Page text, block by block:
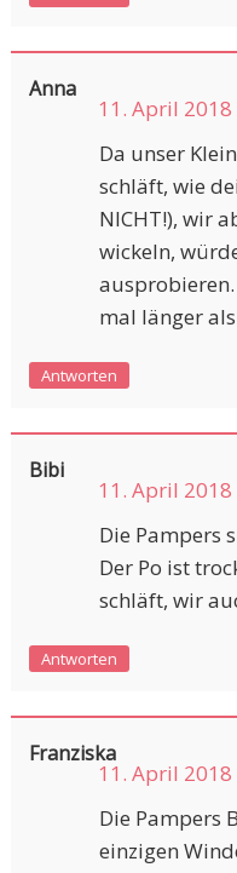
Anna
11. April
Da unser
schläft, wie
NICHT!), wir
wickeln,
mal länger
Antworten
Bibi
11. April
Die Pampers
Der Po ist
schläft, wir
Antworten
Franziska
11. April
Die Pampers
einzigen